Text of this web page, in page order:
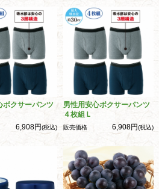
ボクサーパンツ
6,908円(税込)
男性用安心ボクサーパンツ
４枚組Ｌ
販売価格 6,908円(税込)